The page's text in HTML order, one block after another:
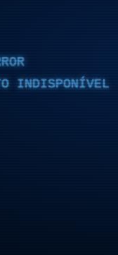
INDISPONÍVEL